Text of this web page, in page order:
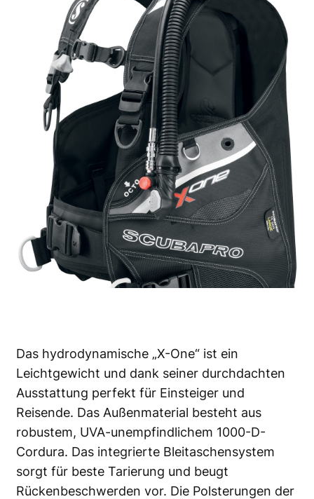
Das hydrodynamische „X-One“ ist ein
Leichtgewicht und dank seiner durchdachten
Ausstattung perfekt für Einsteiger und
Reisende. Das Außenmaterial besteht aus
robustem, UVA-unempfindlichem 1000-D-
Cordura. Das integrierte Bleitaschensystem
sorgt für beste Tarierung und beugt
Rückenbeschwerden vor. Die Polsterungen der